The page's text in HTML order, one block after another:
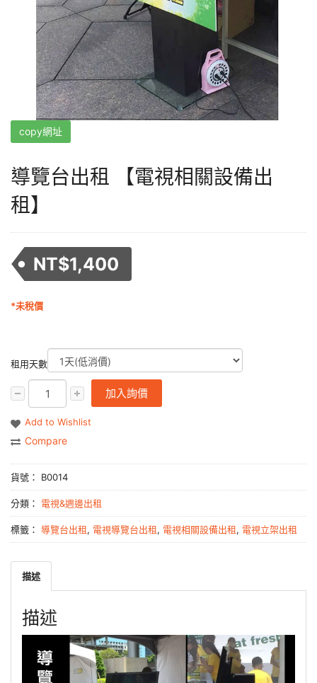
copy網址
導覽台出租 【電視相關設備出
租】
NT$1,400
*未稅價
租用天數
加入詢價
Add to Wishlist
Compare
貨號： B0014
分類： 電視&週邊出租
標籤： 導覽台出租, 電視導覽台出租, 電視相關設備出租, 電視立架出租
描述
描述